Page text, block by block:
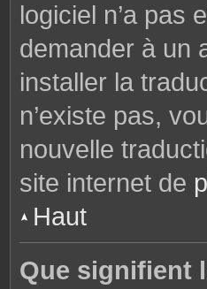
logiciel n’a pas
demander à un
installer la
n’existe pas,
nouvelle
site internet de
Haut
Que signifient